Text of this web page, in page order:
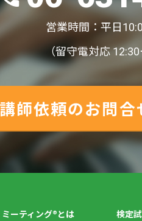
営業時間：平日
（留守電対応
講師依頼のお問合
ーティング®とは
検定